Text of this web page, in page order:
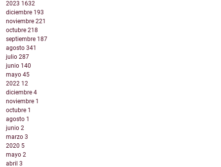
2023 1632
diciembre 193
noviembre 221
octubre 218
septiembre 187
agosto 341
julio 287
junio 140
mayo 45
2022 12
diciembre 4
noviembre 1
octubre 1
agosto 1
junio 2
marzo 3
2020 5
mayo 2
abril 3